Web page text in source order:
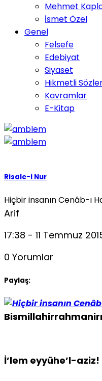
Mehmet
İsmet Özel
Genel
Felsefe
Edebiyat
Siyaset
Hikmetli
Kavramlar
E-Kitap
Risale-i Nur
Hiçbir insanın Cenâb-ı
Arif
17:38 - 11 Temmuz
0 Yorumlar
Paylaş:
İ’lem eyyühe’l-aziz!